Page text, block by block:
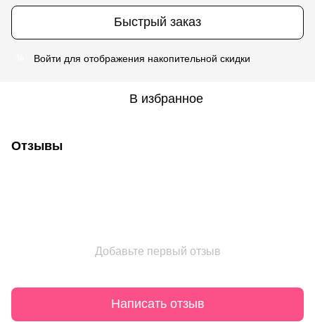
Быстрый заказ
Войти для отображения накопительной скидки
В избранное
Отзывы
Добавьте первый отзыв
Написать отзыв